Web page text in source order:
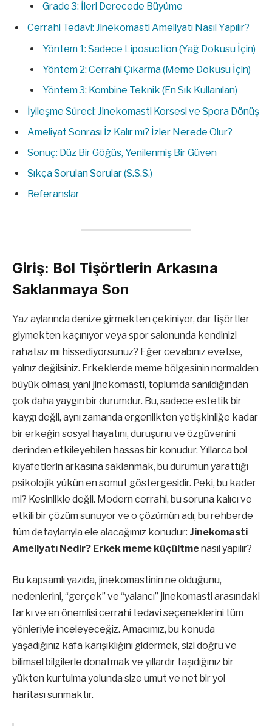
Grade 3: İleri Derecede Büyüme
Cerrahi Tedavi: Jinekomasti Ameliyatı Nasıl Yapılır?
Yöntem 1: Sadece Liposuction (Yağ Dokusu İçin)
Yöntem 2: Cerrahi Çıkarma (Meme Dokusu İçin)
Yöntem 3: Kombine Teknik (En Sık Kullanılan)
İyileşme Süreci: Jinekomasti Korsesi ve Spora Dönüş
Ameliyat Sonrası İz Kalır mı? İzler Nerede Olur?
Sonuç: Düz Bir Göğüs, Yenilenmiş Bir Güven
Sıkça Sorulan Sorular (S.S.S.)
Referanslar
Giriş: Bol Tişörtlerin Arkasına
Saklanmaya Son
Yaz aylarında denize girmekten çekiniyor, dar tişörtler
giymekten kaçınıyor veya spor salonunda kendinizi
rahatsız mı hissediyorsunuz? Eğer cevabınız evetse,
yalnız değilsiniz. Erkeklerde meme bölgesinin normalden
büyük olması, yani jinekomasti, toplumda sanıldığından
çok daha yaygın bir durumdur. Bu, sadece estetik bir
kaygı değil, aynı zamanda ergenlikten yetişkinliğe kadar
bir erkeğin sosyal hayatını, duruşunu ve özgüvenini
derinden etkileyebilen hassas bir konudur. Yıllarca bol
kıyafetlerin arkasına saklanmak, bu durumun yarattığı
psikolojik yükün en somut göstergesidir. Peki, bu kader
mi? Kesinlikle değil. Modern cerrahi, bu soruna kalıcı ve
etkili bir çözüm sunuyor ve o çözümün adı, bu rehberde
tüm detaylarıyla ele alacağımız konudur: Jinekomasti
Ameliyatı Nedir? Erkek meme küçültmenasıl yapılır?
Bu kapsamlı yazıda, jinekomastinin ne olduğunu,
nedenlerini, “gerçek” ve “yalancı” jinekomasti arasındaki
farkı ve en önemlisi cerrahi tedavi seçeneklerini tüm
yönleriyle inceleyeceğiz. Amacımız, bu konuda
yaşadığınız kafa karışıklığını gidermek, sizi doğru ve
bilimsel bilgilerle donatmak ve yıllardır taşıdığınız bir
yükten kurtulma yolunda size umut ve net bir yol
haritası sunmaktır.